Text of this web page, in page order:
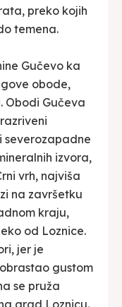
preko kojih
temena.
Gučevo ka
obode,
Obodi Gučeva
severozapadne
izvora,
vrh, najviša
na završetku
kraju,
od Loznice.
jer je
gustom
se pruža
grad Loznicu.